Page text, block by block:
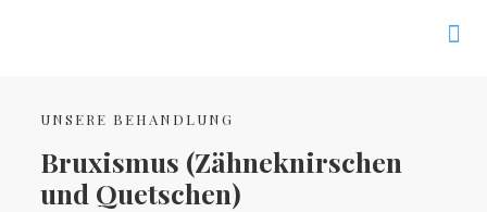
UNSERE BEHANDLUNG
Bruxismus (Zähneknirschen
und Quetschen)